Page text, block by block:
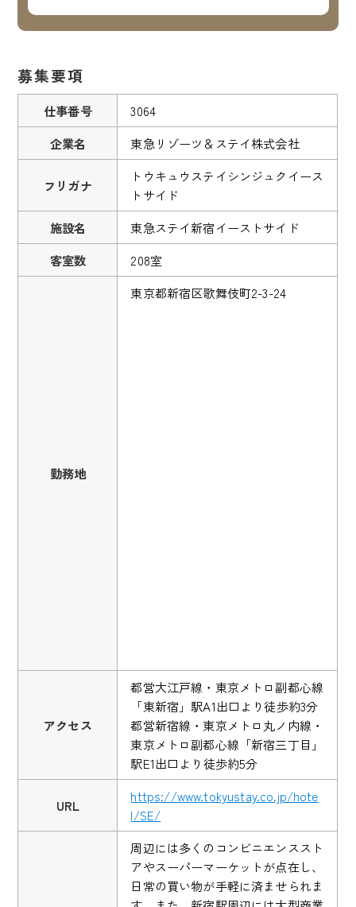
募集要項
仕事番号
3064
企業名
東急リゾーツ＆ステイ株式会社
フリガナ
トウキュウステイシンジュクイース
トサイド
施設名
東急ステイ新宿イーストサイド
客室数
208室
勤務地
東京都新宿区歌舞伎町2-3-24
アクセス
都営大江戸線・東京メトロ副都心線
「東新宿」駅A1出口より徒歩約3分
都営新宿線・東京メトロ丸ノ内線・
東京メトロ副都心線「新宿三丁目」
駅E1出口より徒歩約5分
URL
https://www.tokyustay.co.jp/hote
l/SE/
周辺には多くのコンビニエンススト
アやスーパーマーケットが点在し、
日常の買い物が手軽に済ませられま